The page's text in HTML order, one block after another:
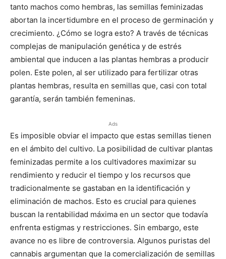
tanto machos como hembras, las semillas feminizadas
abortan la incertidumbre en el proceso de germinación y
crecimiento. ¿Cómo se logra esto? A través de técnicas
complejas de manipulación genética y de estrés
ambiental que inducen a las plantas hembras a producir
polen. Este polen, al ser utilizado para fertilizar otras
plantas hembras, resulta en semillas que, casi con total
garantía, serán también femeninas.
Ads
Es imposible obviar el impacto que estas semillas tienen
en el ámbito del cultivo. La posibilidad de cultivar plantas
feminizadas permite a los cultivadores maximizar su
rendimiento y reducir el tiempo y los recursos que
tradicionalmente se gastaban en la identificación y
eliminación de machos. Esto es crucial para quienes
buscan la rentabilidad máxima en un sector que todavía
enfrenta estigmas y restricciones. Sin embargo, este
avance no es libre de controversia. Algunos puristas del
cannabis argumentan que la comercialización de semillas